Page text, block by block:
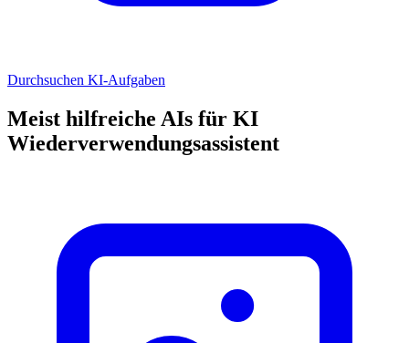
Durchsuchen KI-Aufgaben
Meist hilfreiche AIs für KI
Wiederverwendungsassistent